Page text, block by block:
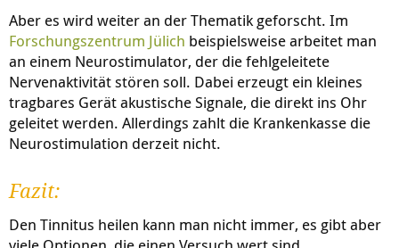
Aber es wird weiter an der Thematik geforscht. Im
Forschungszentrum Jülich beispielsweise arbeitet man
an einem Neurostimulator, der die fehlgeleitete
Nervenaktivität stören soll. Dabei erzeugt ein kleines
tragbares Gerät akustische Signale, die direkt ins Ohr
geleitet werden. Allerdings zahlt die Krankenkasse die
Neurostimulation derzeit nicht.
Fazit:
Den Tinnitus heilen kann man nicht immer, es gibt aber